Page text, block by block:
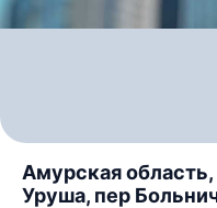
Амурская
Уруша, пер